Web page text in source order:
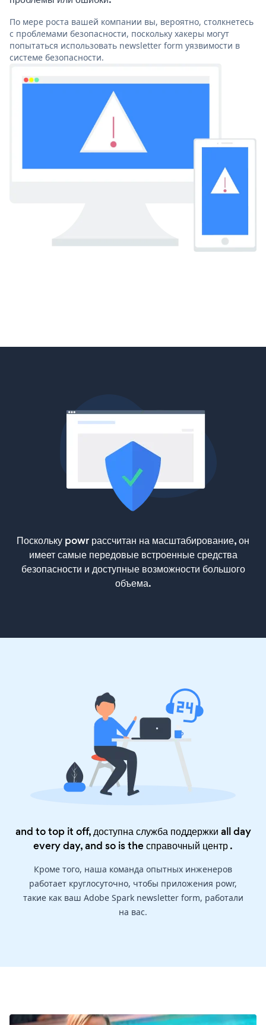
По мере роста вашей компании вы, вероятно, столкнетесь
с проблемами безопасности, поскольку хакеры могут
попытаться использовать newsletter form уязвимости в
системе безопасности.
Поскольку powr рассчитан на масштабирование, он
имеет самые передовые встроенные средства
безопасности и доступные возможности большого
объема.
and to top it off, доступна служба поддержки all day
every day, and so is theсправочный центр.
Кроме того, наша команда опытных инженеров
работает круглосуточно, чтобы приложения powr,
такие как ваш Adobe Spark newsletter form, работали
на вас.